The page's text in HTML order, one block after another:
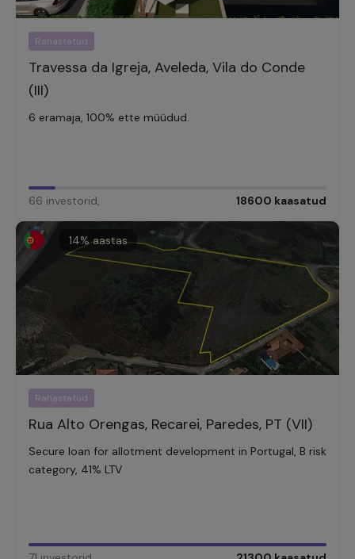
Rahastatud
Travessa da Igreja, Aveleda, Vila do Conde
(III)
6 eramaja, 100% ette müüdud.
66 investorid, 18600 kaasatud
14% aastas
Rahastatud
Rua Alto Orengas, Recarei, Paredes, PT (VII)
Secure loan for allotment development in Portugal, B risk
category, 41% LTV